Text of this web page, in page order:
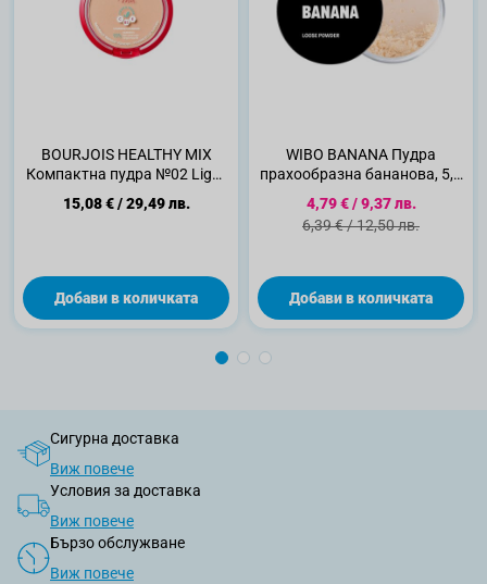
BOURJOIS HEALTHY MIX
Компактна пудра №02 Light
15,08 €/29,49 лв.
Добави в количката
WIBO BANANA Пудра
прахообразна бананова, 5,5
Специална цена
4,79 €/9,37 лв.
Стандартна цена
6,39 €/12,50 лв.
Добави в количката
Сигурна доставка
Виж повече
Условия за доставка
Виж повече
Бързо обслужване
Виж повече